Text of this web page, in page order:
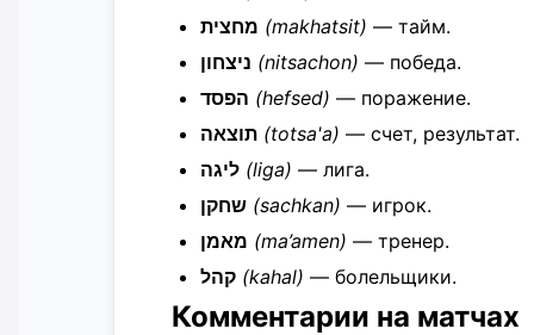
מחצית (makhatsit) — тайм.
ניצחון (nitsachon) — победа.
הפסד (hefsed) — поражение.
תוצאה (totsa'a) — счет, результат.
ליגה (liga) — лига.
שחקן (sachkan) — игрок.
מאמן (ma’amen) — тренер.
קהל (kahal) — болельщики.
Комментарии на матчах